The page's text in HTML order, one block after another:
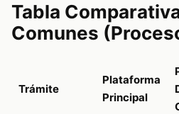
Tabla
Comunes
Trámite
Plataforma
Principal